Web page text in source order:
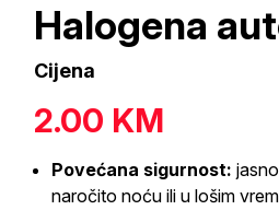
Halogena
Cijena
2.00 KM
Povećana sigurnost:
naročito noću ili u lošim